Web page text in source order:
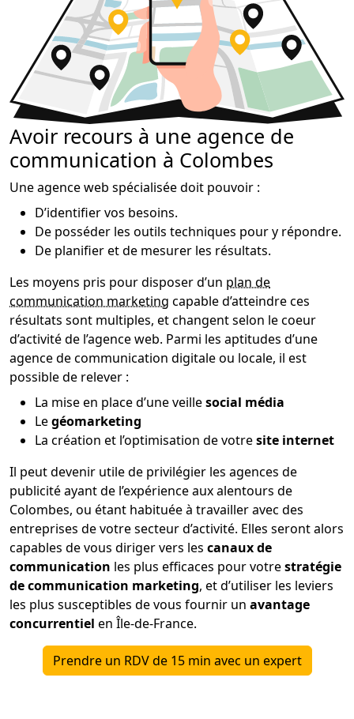
Avoir recours à une agence de
communication à Colombes
Une agence web spécialisée doit pouvoir :
D’identifier vos besoins.
De posséder les outils techniques pour y répondre.
De planifier et de mesurer les résultats.
Les moyens pris pour disposer d’un plan de
communication marketing capable d’atteindre ces
résultats sont multiples, et changent selon le coeur
d’activité de l’agence web. Parmi les aptitudes d’une
agence de communication digitale ou locale, il est
possible de relever :
La mise en place d’une veillesocial média
Legéomarketing
La création et l’optimisation de votresite internet
Il peut devenir utile de privilégier les agences de
publicité ayant de l’expérience aux alentours de
Colombes, ou étant habituée à travailler avec des
entreprises de votre secteur d’activité. Elles seront alors
capables de vous diriger vers les canaux de
communication les plus efficaces pour votrestratégie
de communication marketing, et d’utiliser les leviers
les plus susceptibles de vous fournir un avantage
concurrentiel en Île-de-France.
Prendre un RDV de 15 min avec un expert